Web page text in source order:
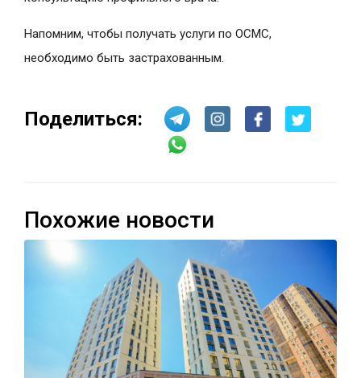
Напомним, чтобы получать услуги по ОСМС,
необходимо быть застрахованным.
Поделиться:
Похожие новости